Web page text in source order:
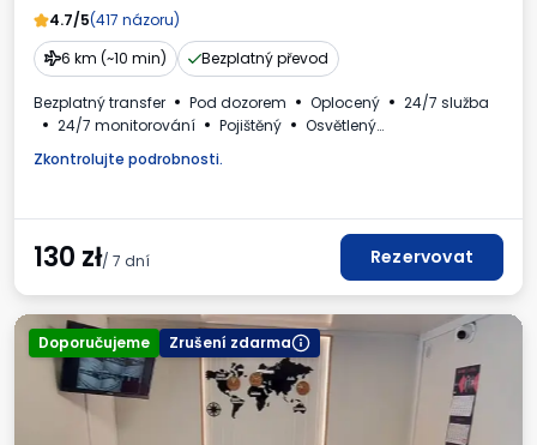
4.7/5(417 názoru)
6 km (~10 min)
Bezplatný převod
Bezplatný transfer Pod dozorem Oplocený
24/7 služba
24/7 monitorování
Pojištěný
Osvětlený
Dětský koutek
Požadované registrační číslo vozidla
Zkontrolujte podrobnosti.
130 zł/ 7 dní Rezervovat
Doporučujeme Zrušení zdarma